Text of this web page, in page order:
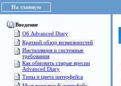
На главную
Введение
Об Advanced Diary
Краткий обзор возможностей
Инсталляция и системные
требования
Как обновить старые вресии
Advanced Diary
Типы и цвета интерфейса